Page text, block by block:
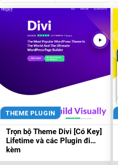
THEME PLUGIN
Trọn bộ Theme Divi [Có Key]
Lifetime và các Plugin đi
kèm